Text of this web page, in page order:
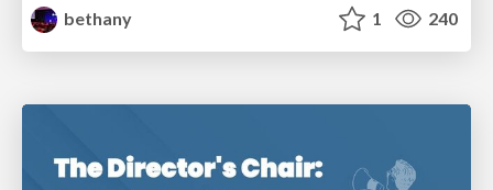
bethany
1 240